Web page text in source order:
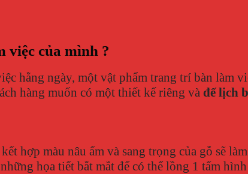
việc của mình ?
hằng ngày, một vật phẩm trang trí bàn làm
hàng muốn có một thiết kế riêng và đế lịch
hợp màu nâu ấm và sang trọng của gỗ sẽ
họa tiết bắt mắt để có thể lồng 1 tấm